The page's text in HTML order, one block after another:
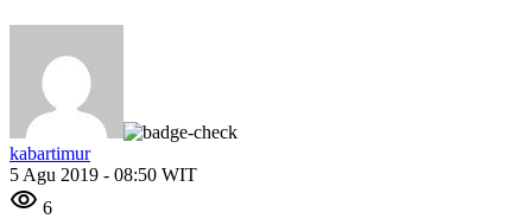
kabartimur
5 Agu 2019 - 08:50 WIT
6